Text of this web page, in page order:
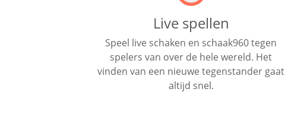
Live spellen
Speel live schaken en schaak960 tegen
spelers van over de hele wereld. Het
vinden van een nieuwe tegenstander gaat
altijd snel.